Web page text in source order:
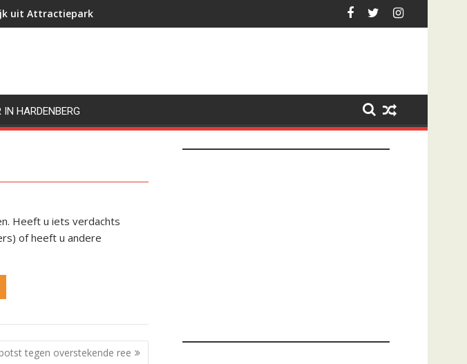
uit Attractiepark Slagharen gezet na tonen geslachtsdeel
IN HARDENBERG
Heeft u iets verdachts
of heeft u andere
tegen overstekende ree